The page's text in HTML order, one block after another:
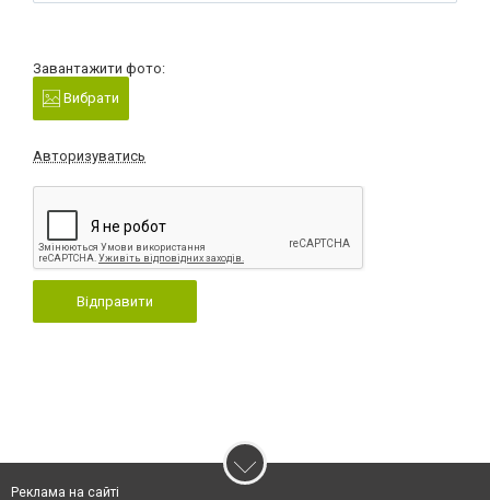
Завантажити фото:
Вибрати
Авторизуватись
Відправити
Реклама на сайті